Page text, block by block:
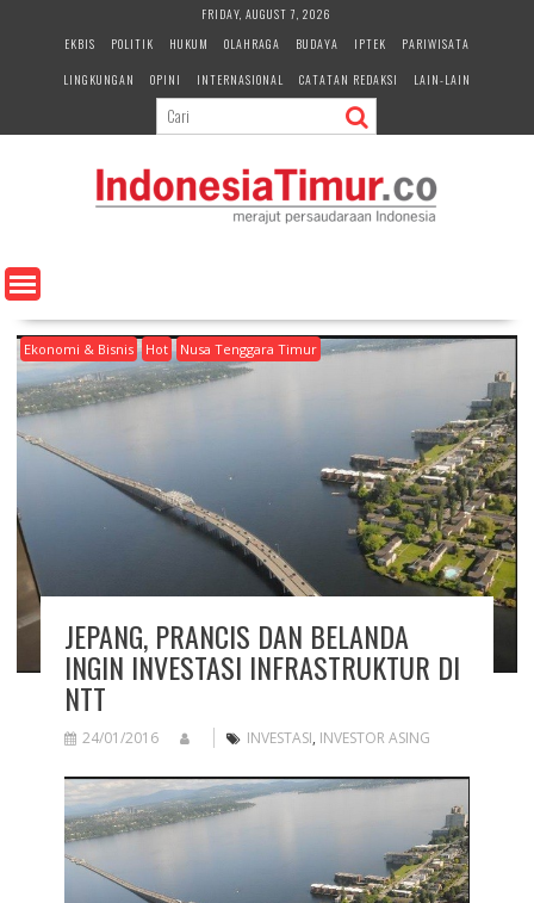
e
n
FRIDAY, AUGUST 7, 2026
EKBIS
POLITIK HUKUM OLAHRAGA BUDAYA IPTEK
PARIWISATA
LINGKUNGAN
OPINI INTERNASIONAL CATATAN REDAKSI LAIN-LAIN
Ekonomi & Bisnis Hot Nusa Tenggara Timur
JEPANG, PRANCIS DAN BELANDA
INGIN INVESTASI INFRASTRUKTUR DI
NTT
24/01/2016 INVESTASI, INVESTOR ASING